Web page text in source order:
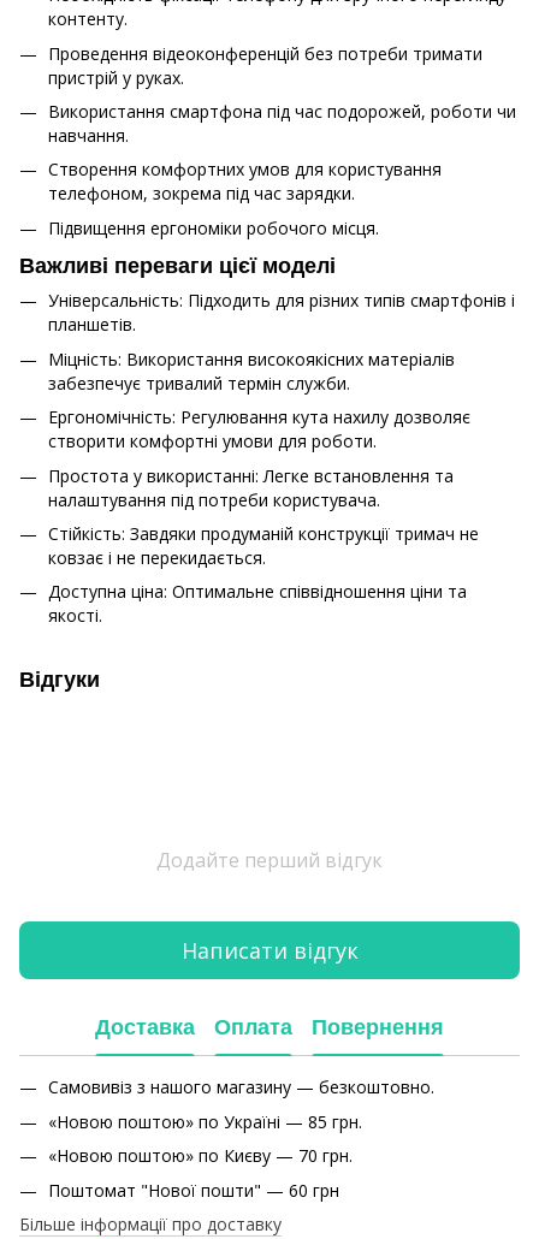
контенту.
Проведення відеоконференцій без потреби тримати
пристрій у руках.
Використання смартфона під час подорожей, роботи чи
навчання.
Створення комфортних умов для користування
телефоном, зокрема під час зарядки.
Підвищення ергономіки робочого місця.
Важливі переваги цієї моделі
Універсальність: Підходить для різних типів смартфонів і
планшетів.
Міцність: Використання високоякісних матеріалів
забезпечує тривалий термін служби.
Ергономічність: Регулювання кута нахилу дозволяє
створити комфортні умови для роботи.
Простота у використанні: Легке встановлення та
налаштування під потреби користувача.
Стійкість: Завдяки продуманій конструкції тримач не
ковзає і не перекидається.
Доступна ціна: Оптимальне співвідношення ціни та
якості.
Відгуки
Додайте перший відгук
Написати відгук
Доставка Оплата Повернення
Самовивіз з нашого магазину — безкоштовно.
«Новою поштою» по Україні — 85 грн.
«Новою поштою» по Києву — 70 грн.
Поштомат "Нової пошти" — 60 грн
Більше інформації про доставку